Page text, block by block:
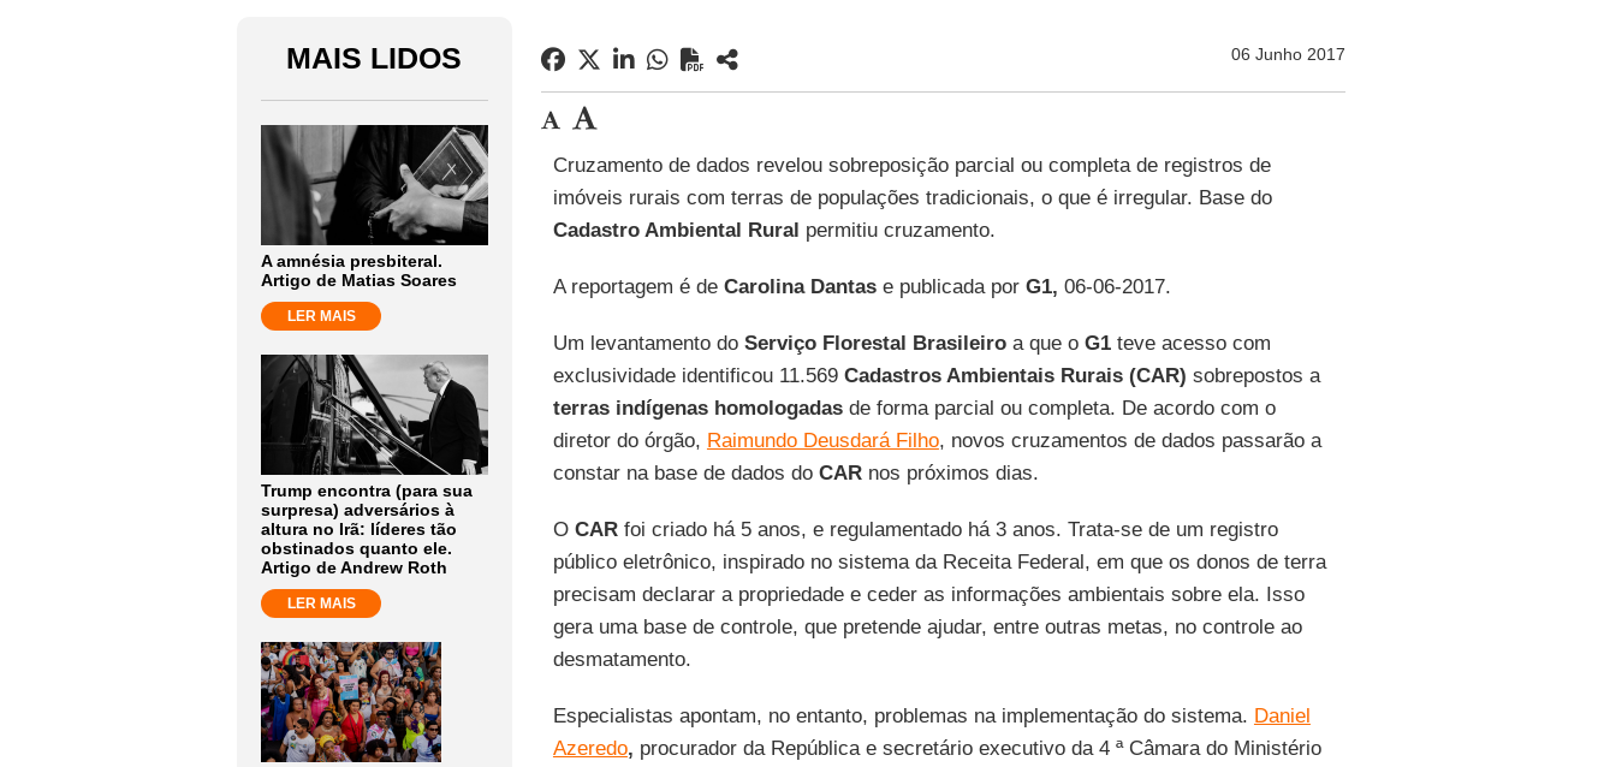
MAIS LIDOS
A amnésia presbiteral.
Artigo de Matias Soares
LER MAIS
Trump encontra (para sua
surpresa) adversários à
altura no Irã: líderes tão
obstinados quanto ele.
Artigo de Andrew Roth
LER MAIS
06 Junho 2017
Cruzamento de dados revelou sobreposição parcial ou completa de registros de
imóveis rurais com terras de populações tradicionais, o que é irregular. Base do
Cadastro Ambiental Rural permitiu cruzamento.
A reportagem é de Carolina Dantase publicada por G1, 06-06-2017.
Um levantamento do Serviço Florestal Brasileiroa que o G1teve acesso com
exclusividade identificou 11.569 Cadastros Ambientais Rurais (CAR) sobrepostos a
terras indígenas homologadasde forma parcial ou completa. De acordo com o
diretor do órgão, Raimundo Deusdará Filho, novos cruzamentos de dados passarão a
constar na base de dados do CARnos próximos dias.
O CARfoi criado há 5 anos, e regulamentado há 3 anos. Trata-se de um registro
público eletrônico, inspirado no sistema da Receita Federal, em que os donos de terra
precisam declarar a propriedade e ceder as informações ambientais sobre ela. Isso
gera uma base de controle, que pretende ajudar, entre outras metas, no controle ao
desmatamento.
Especialistas apontam, no entanto, problemas na implementação do sistema. Daniel
Azeredo, procurador da República e secretário executivo da 4 ª Câmara do Ministério